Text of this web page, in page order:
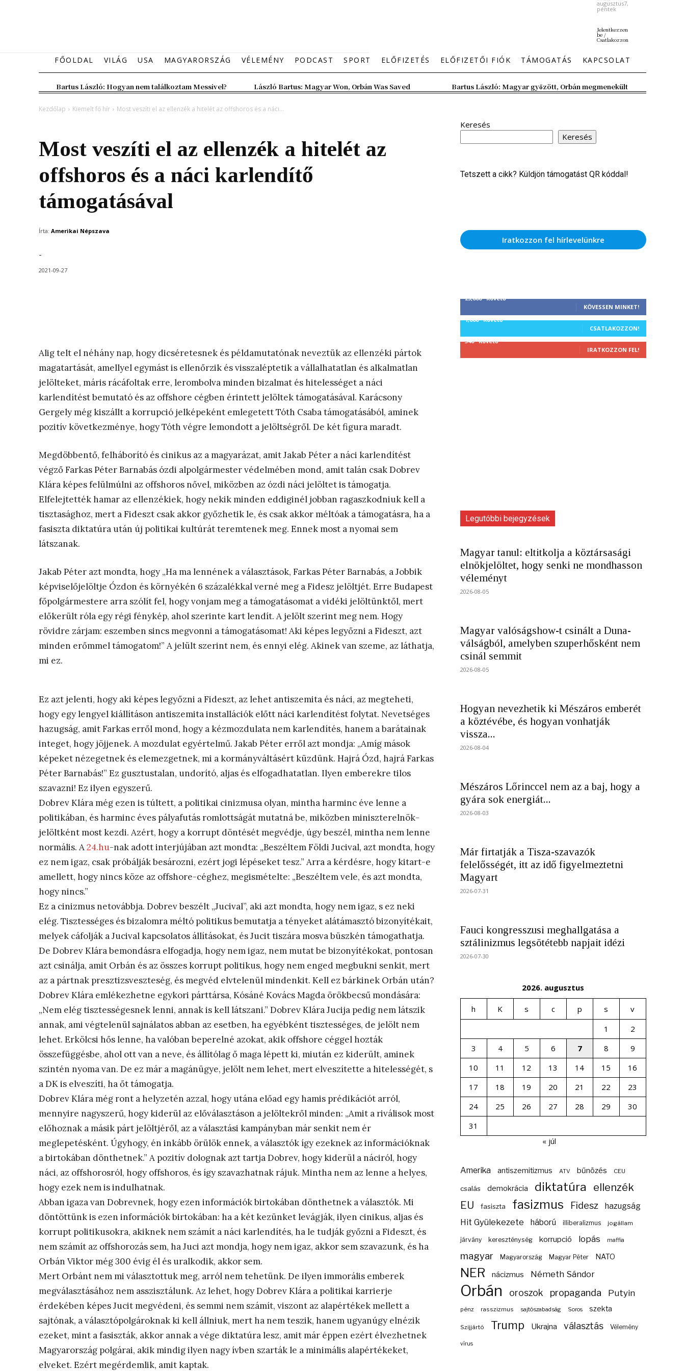
augusztus7,
péntek
Jelentkezzen
be /
Csatlakozzon
FŐOLDAL VILÁG USA MAGYARORSZÁG VÉLEMÉNY PODCAST SPORT ELŐFIZETÉS ELŐFIZETŐI FIÓK TÁMOGATÁS KAPCSOLAT
Bartus László: Hogyan nem találkoztam Messivel? László Bartus: Magyar Won, Orbán Was Saved Bartus László: Magyar győzött, Orbán megmenekült
Kezdőlap Kiemelt fő hír Most veszíti el az ellenzék a hitelét az offshoros és a náci...
Most veszíti el az ellenzék a hitelét az
offshoros és a náci karlendítő
támogatásával
Írta: Amerikai Népszava
-
2021-09-27
Alig telt el néhány nap, hogy dicséretesnek és példamutatónak neveztük az ellenzéki pártok
magatartását, amellyel egymást is ellenőrzik és visszaléptetik a vállalhatatlan és alkalmatlan
jelölteket, máris rácáfoltak erre, lerombolva minden bizalmat és hitelességet a náci
karlendítést bemutató és az offshore cégben érintett jelöltek támogatásával. Karácsony
Gergely még kiszállt a korrupció jelképeként emlegetett Tóth Csaba támogatásából, aminek
pozitív következménye, hogy Tóth végre lemondott a jelöltségről. De két figura maradt.
Megdöbbentő, felháborító és cinikus az a magyarázat, amit Jakab Péter a náci karlendítést
végző Farkas Péter Barnabás ózdi alpolgármester védelmében mond, amit talán csak Dobrev
Klára képes felülmúlni az offshoros nővel, miközben az ózdi náci jelöltet is támogatja.
Elfelejtették hamar az ellenzékiek, hogy nekik minden eddiginél jobban ragaszkodniuk kell a
tisztasághoz, mert a Fideszt csak akkor győzhetik le, és csak akkor méltóak a támogatásra, ha a
fasiszta diktatúra után új politikai kultúrát teremtenek meg. Ennek most a nyomai sem
látszanak.
Jakab Péter azt mondta, hogy „Ha ma lennének a választások, Farkas Péter Barnabás, a Jobbik
képviselőjelöltje Ózdon és környékén 6 százalékkal verné meg a Fidesz jelöltjét. Erre Budapest
főpolgármestere arra szólít fel, hogy vonjam meg a támogatásomat a vidéki jelöltünktől, mert
előkerült róla egy régi fénykép, ahol szerinte kart lendít. A jelölt szerint meg nem. Hogy
rövidre zárjam: eszemben sincs megvonni a támogatásomat! Aki képes legyőzni a Fideszt, azt
minden erőmmel támogatom!” A jelült szerint nem, és ennyi elég. Akinek van szeme, az láthatja,
mi ez.
Ez azt jelenti, hogy aki képes legyőzni a Fideszt, az lehet antiszemita és náci, az megteheti,
hogy egy lengyel kiállításon antiszemita installációk előtt náci karlendítést folytat. Nevetséges
hazugság, amit Farkas erről mond, hogy a kézmozdulata nem karlendítés, hanem a barátainak
integet, hogy jöjjenek. A mozdulat egyértelmű. Jakab Péter erről azt mondja: „Amíg mások
képeket nézegetnek és elemezgetnek, mi a kormányváltásért küzdünk. Hajrá Ózd, hajrá Farkas
Péter Barnabás!” Ez gusztustalan, undorító, aljas és elfogadhatatlan. Ilyen emberekre tilos
szavazni! Ez ilyen egyszerű.
Dobrev Klára még ezen is túltett, a politikai cinizmusa olyan, mintha harminc éve lenne a
politikában, és harminc éves pályafutás romlottságát mutatná be, miközben miniszterelnök-
jelöltként most kezdi. Azért, hogy a korrupt döntését megvédje, úgy beszél, mintha nem lenne
normális. A24.hu-nak adott interjújában azt mondta: „Beszéltem Földi Jucival, azt mondta, hogy
ez nem igaz, csak próbálják besározni, ezért jogi lépéseket tesz.” Arra a kérdésre, hogy kitart-e
amellett, hogy nincs köze az offshore-céghez, megismételte: „Beszéltem vele, és azt mondta,
hogy nincs.”
Ez a cinizmus netovábbja. Dobrev beszélt „Jucival”, aki azt mondta, hogy nem igaz, s ez neki
elég. Tisztességes és bizalomra méltó politikus bemutatja a tényeket alátámasztó bizonyítékait,
melyek cáfolják a Jucival kapcsolatos állításokat, és Jucit tiszára mosva büszkén támogathatja.
De Dobrev Klára bemondásra elfogadja, hogy nem igaz, nem mutat be bizonyítékokat, pontosan
azt csinálja, amit Orbán és az összes korrupt politikus, hogy nem enged megbukni senkit, mert
az a pártnak presztizsveszteség, és megvéd elvtelenül mindenkit. Kell ez bárkinek Orbán után?
Dobrev Klára emlékezhetne egykori párttársa, Kósáné Kovács Magda örökbecsű mondására:
„Nem elég tisztességesnek lenni, annak is kell látszani.” Dobrev Klára Jucija pedig nem látszik
annak, ami végtelenül sajnálatos abban az esetben, ha egyébként tisztességes, de jelölt nem
lehet. Erkölcsi hős lenne, ha valóban beperelné azokat, akik offshore céggel hozták
összefüggésbe, ahol ott van a neve, és állítólag ő maga lépett ki, miután ez kiderült, aminek
szintén nyoma van. De ez már a magánügye, jelölt nem lehet, mert elveszítette a hitelességét, s
a DK is elveszíti, ha őt támogatja.
Dobrev Klára még ront a helyzetén azzal, hogy utána előad egy hamis prédikációt arról,
mennyire nagyszerű, hogy kiderül az előválasztáson a jelöltekről minden: „Amit a riválisok most
előhoznak a másik párt jelöltjéről, az a választási kampányban már senkit nem ér
meglepetésként. Úgyhogy, én inkább örülök ennek, a választók így ezeknek az információknak
a birtokában dönthetnek.” A pozitív dolognak azt tartja Dobrev, hogy kiderül a náciról, hogy
náci, az offshorosról, hogy offshoros, és így szavazhatnak rájuk. Mintha nem az lenne a helyes,
hogy ezek nem is indulhatnak.
Abban igaza van Dobrevnek, hogy ezen információk birtokában dönthetnek a választók. Mi
döntöttünk is ezen információk birtokában: ha a két kezünket levágják, ilyen cinikus, aljas és
korrupt politikusokra, akiknek nem számít a náci karlendítés, ha le tudják győzni a Fideszt, és
nem számít az offshorozás sem, ha Juci azt mondja, hogy nem igaz, akkor sem szavazunk, és ha
Orbán Viktor még 300 évig él és uralkodik, akkor sem.
Mert Orbánt nem mi választottuk meg, arról nem tehetünk. De ilyen immorális emberek
megválasztásához nem asszisztálunk. Az lehet, hogy Dobrev Klára a politikai karrierje
érdekében képes Jucit megvédeni, és semmi nem számít, viszont az alapértékek mellett a
sajtónak, a választópolgároknak ki kell állniuk, mert ha nem teszik, hanem ugyanúgy elnézik
ezeket, mint a fasiszták, akkor annak a vége diktatúra lesz, amit már éppen ezért élvezhetnek
Magyarország polgárai, akik mindig ilyen nagy ívben szarták le a minimális alapértékeket,
elveket. Ezért megérdemlik, amit kaptak.
Keresés
Keresés
Tetszett a cikk? Küldjön támogatást QR kóddal!
Iratkozzon fel hírlevelünkre
25,000 Követő
KÖVESSEN MINKET!
1,000 Követő
CSATLAKOZZON!
340 Követő
IRATKOZZON FEL!
Legutóbbi bejegyzések
Magyar tanul: eltitkolja a köztársasági
elnökjelöltet, hogy senki ne mondhasson
véleményt
2026-08-05
Magyar valóságshow-t csinált a Duna-
válságból, amelyben szuperhősként nem
csinál semmit
2026-08-05
Hogyan nevezhetik ki Mészáros emberét
a köztévébe, és hogyan vonhatják
vissza...
2026-08-04
Mészáros Lőrinccel nem az a baj, hogy a
gyára sok energiát...
2026-08-03
Már firtatják a Tisza-szavazók
felelősségét, itt az idő figyelmeztetni
Magyart
2026-07-31
Fauci kongresszusi meghallgatása a
sztálinizmus legsötétebb napjait idézi
2026-07-30
2026. augusztus
h K s c p s
v
1
2
3
4 5 6 7 8
9
10
11 12 13 14 15
16
17
18 19 20 21 22
23
24
25 26 27 28 29
30
31
« júl
Amerika antiszemitizmus ATV bűnözés CEU
csalás demokrácia diktatúra ellenzék
EU fasiszta fasizmus Fidesz hazugság
Hit Gyülekezete háború illiberalizmus jogállam
járvány kereszténység korrupció lopás maffia
magyar Magyarország Magyar Péter NATO
NER nácizmus Németh Sándor
Orbán oroszok propaganda Putyin
pénz rasszizmus sajtószabadság Soros szekta
Szijjártó Trump Ukrajna választás Vélemény
vírus